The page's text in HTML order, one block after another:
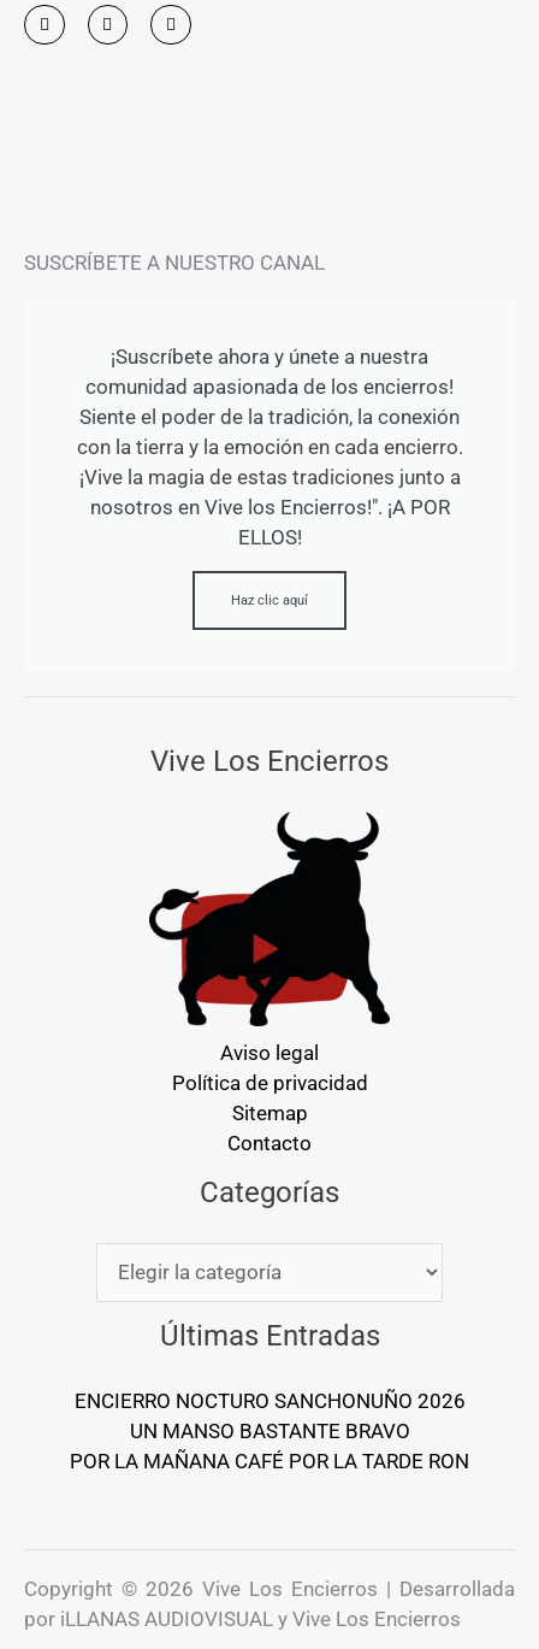
I
n
s
F
a
c
Y
o
u
SUSCRÍBETE A NUESTRO CANAL
¡Suscríbete ahora y únete a nuestra
comunidad apasionada de los encierros!
Siente el poder de la tradición, la conexión
con la tierra y la emoción en cada encierro.
¡Vive la magia de estas tradiciones junto a
nosotros en Vive los Encierros!". ¡A POR
ELLOS!
Haz clic aquí
Vive Los Encierros
Aviso legal
Política de privacidad
Sitemap
Contacto
Categorías
Últimas Entradas
ENCIERRO NOCTURO SANCHONUÑO 2026
UN MANSO BASTANTE BRAVO
POR LA MAÑANA CAFÉ POR LA TARDE RON
Copyright © 2026 Vive Los Encierros | Desarrollada
por iLLANAS AUDIOVISUAL y Vive Los Encierros